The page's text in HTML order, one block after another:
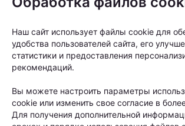
терапия работает.
Когда
делать после нее
Наш сайт использует файлы cookie для
удобства пользователей сайта, его
статистики и предоставления
рекомендаций.
Вы можете настроить параметры
cookie или изменить свое согласие в
Для получения дополнительной